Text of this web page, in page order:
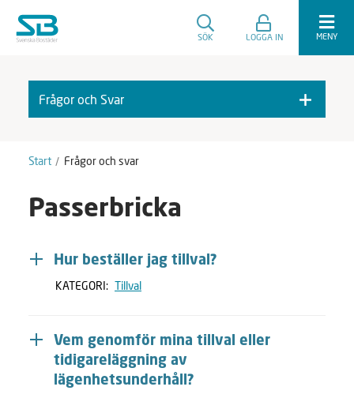
SÖK LOGGA IN MENY
Frågor och Svar
å
h
m
a
Start Frågor och svar
Passerbricka
Hur beställer jag tillval?
KATEGORI: Tillval
Vem genomför mina tillval eller
tidigareläggning av
lägenhetsunderhåll?